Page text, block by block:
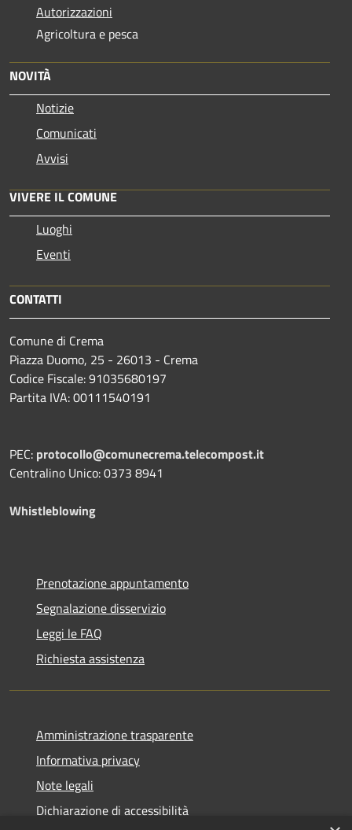
Autorizzazioni
Agricoltura e pesca
NOVITÀ
Notizie
Comunicati
Avvisi
VIVERE IL COMUNE
Luoghi
Eventi
CONTATTI
Comune di Crema
Piazza Duomo, 25 - 26013 - Crema
Codice Fiscale: 91035680197
Partita IVA: 00111540191
PEC: protocollo@comunecrema.telecompost.it
Centralino Unico: 0373 8941
Whistleblowing
Prenotazione appuntamento
Segnalazione disservizio
Leggi le FAQ
Richiesta assistenza
Amministrazione trasparente
Informativa privacy
Note legali
Dichiarazione di accessibilità